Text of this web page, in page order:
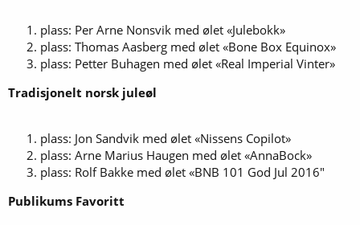
plass: Per Arne Nonsvik med ølet «Julebokk»
plass: Thomas Aasberg med ølet «Bone Box Equinox»
plass: Petter Buhagen med ølet «Real Imperial Vinter»
Tradisjonelt norsk juleøl
plass: Jon Sandvik med ølet «Nissens Copilot»
plass: Arne Marius Haugen med ølet «AnnaBock»
plass: Rolf Bakke med ølet «BNB 101 God Jul 2016″
Publikums Favoritt